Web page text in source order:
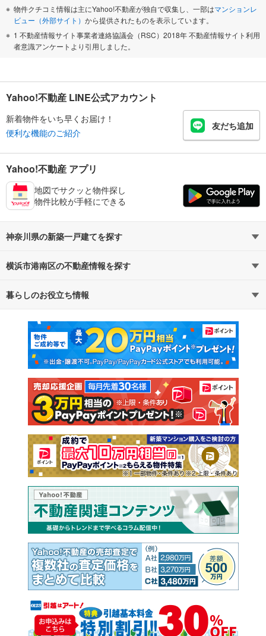
物件クチコミ情報は主にYahoo!不動産が独自で収集し、一部はマンションレ
ビュー（外部サイト） から提供されたものを表示しています。
1 不動産情報サイト事業者連絡協議会（RSC）2018年 不動産情報サイト利用
者意識アンケートより引用しました。
Yahoo!不動産 LINE公式アカウント
新着物件をいち早くお届け！
便利な機能のご紹介
友だち追加
Yahoo!不動産 アプリ
地図でサクッと物件探し
物件比較が手軽にできる
神奈川県の新築一戸建てを探す
路線・駅から探す
通勤・通学時間から探す
横浜市港南区の不動産情報を探す
不動産・住宅
新築マンション 中古マンション
新築一戸建て 中古一戸建て
注文住宅 土地
売却査定
暮らしのお役立ち情報
マンションカタログ 教えて！住まいの先生